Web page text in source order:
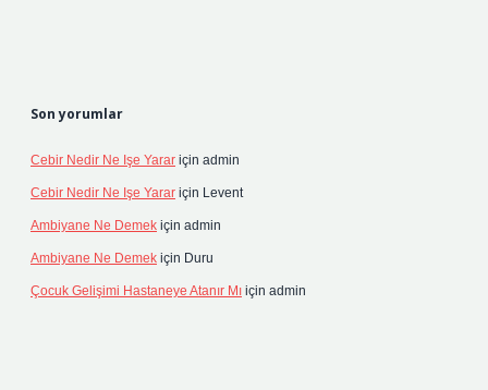
Son yorumlar
Cebir Nedir Ne Işe Yarar için admin
Cebir Nedir Ne Işe Yarar için Levent
Ambiyane Ne Demek için admin
Ambiyane Ne Demek için Duru
Çocuk Gelişimi Hastaneye Atanır Mı için admin